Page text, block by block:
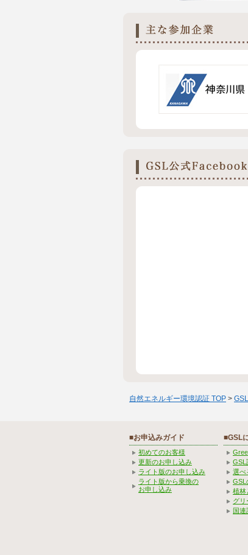
自然エネルギー環境認証 TOP >
■お申込みガイド
初めてのお客様
更新のお申し込み
ライト版のお申し込み
ライト版から乗換の
お申し込み
■GSL
GSL
選べ
GSL
植林
グリ
国